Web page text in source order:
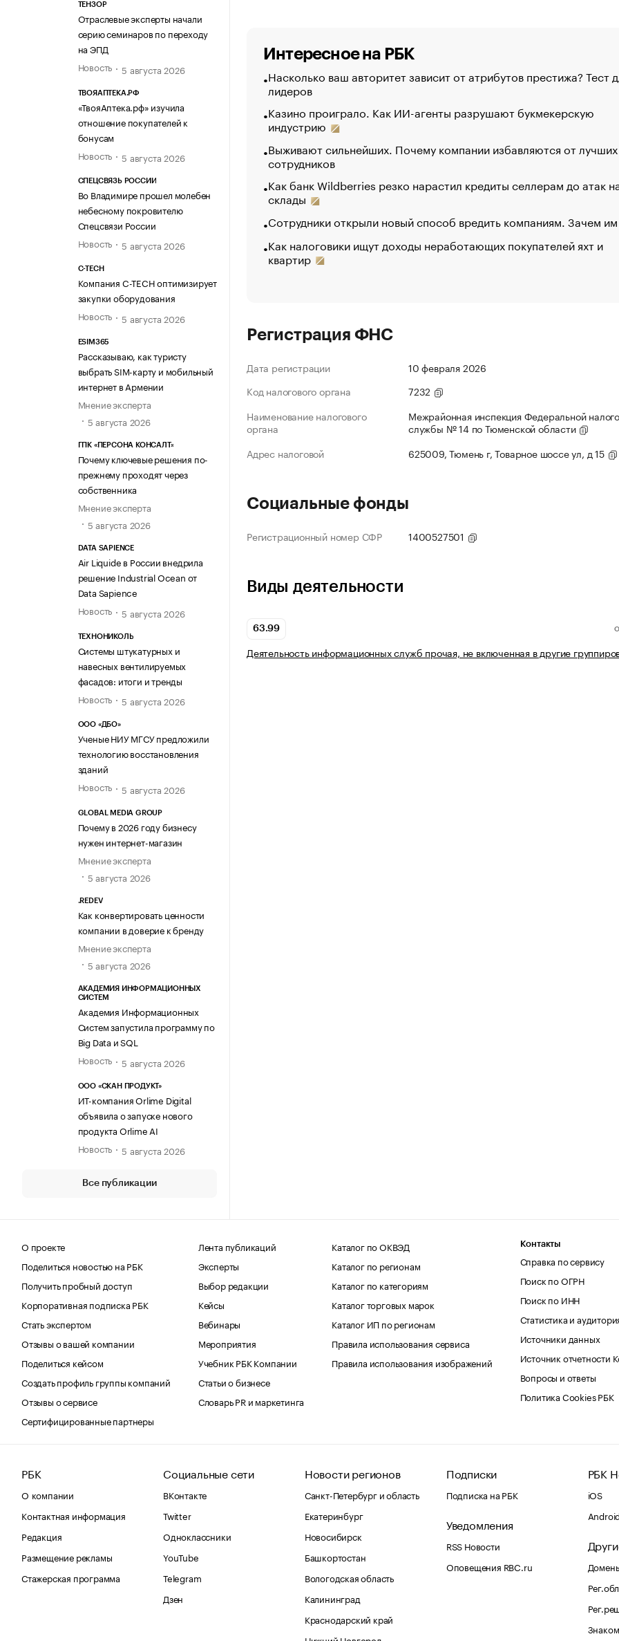
ТЕНЗОР
Отраслевые эксперты начали
серию семинаров по переходу
на ЭПД
Новость
5 августа 2026
ТВОЯАПТЕКА.РФ
«ТвояАптека.рф» изучила
отношение покупателей к
бонусам
Новость
5 августа 2026
СПЕЦСВЯЗЬ РОССИИ
Во Владимире прошел молебен
небесному покровителю
Спецсвязи России
Новость
5 августа 2026
C-TECH
Компания C-TECH оптимизирует
закупки оборудования
Новость
5 августа 2026
ESIM365
Рассказываю, как туристу
выбрать SIM-карту и мобильный
интернет в Армении
Мнение эксперта
5 августа 2026
ГПК «ПЕРСОНА КОНСАЛТ»
Почему ключевые решения по-
прежнему проходят через
собственника
Мнение эксперта
5 августа 2026
DATA SAPIENCE
Air Liquide в России внедрила
решение Industrial Ocean от
Data Sapience
Новость
5 августа 2026
ТЕХНОНИКОЛЬ
Системы штукатурных и
навесных вентилируемых
фасадов: итоги и тренды
Новость
5 августа 2026
ООО «ДБО»
Ученые НИУ МГСУ предложили
технологию восстановления
зданий
Новость
5 августа 2026
GLOBAL MEDIA GROUP
Почему в 2026 году бизнесу
нужен интернет-магазин
Мнение эксперта
5 августа 2026
.REDEV
Как конвертировать ценности
компании в доверие к бренду
Мнение эксперта
5 августа 2026
АКАДЕМИЯ ИНФОРМАЦИОННЫХ
СИСТЕМ
Академия Информационных
Систем запустила программу по
Big Data и SQL
Новость
5 августа 2026
ООО «СКАН ПРОДУКТ»
ИТ-компания Orlime Digital
объявила о запуске нового
продукта Orlime AI
Новость
5 августа 2026
Все публикации
Интересное на РБК
Насколько ваш авторитет зависит от атрибутов престижа? Тест
лидеров
Казино проиграло. Как ИИ-агенты разрушают букмекерскую
индустрию
Выживают сильнейших. Почему компании избавляются от лучших
сотрудников
Как банк Wildberries резко нарастил кредиты селлерам до атак
склады
Сотрудники открыли новый способ вредить компаниям. Зачем
Как налоговики ищут доходы неработающих покупателей яхт и
квартир
Регистрация ФНС
Дата регистрации
10 февраля 2026
Код налогового органа
7232
Наименование налогового
органа
Межрайонная инспекция Федеральной
службы № 14 по Тюменской области
Адрес налоговой
625009, Тюмень г, Товарное шоссе ул, д 15
Социальные фонды
Регистрационный номер СФР 1400527501
Виды деятельности
63.99
Деятельность информационных служб прочая, не включенная в другие
О проекте
Поделиться новостью на РБК
Получить пробный доступ
Корпоративная подписка РБК
Стать экспертом
Отзывы о вашей компании
Поделиться кейсом
Создать профиль группы компаний
Отзывы о сервисе
Сертифицированные партнеры
Лента публикаций
Эксперты
Выбор редакции
Кейсы
Вебинары
Мероприятия
Учебник РБК Компании
Статьи о бизнесе
Словарь PR и маркетинга
Каталог по ОКВЭД
Каталог по регионам
Каталог по категориям
Каталог торговых марок
Каталог ИП по регионам
Правила использования сервиса
Правила использования изображений
Контакты
Справка по сервису
Поиск по ОГРН
Поиск по ИНН
Статистика и
Источники данных
Источник отчетности
Вопросы и ответы
Политика Cookies РБК
РБК
О компании
Контактная информация
Редакция
Размещение рекламы
Стажерская программа
Социальные сети
ВКонтакте
Twitter
Одноклассники
YouTube
Telegram
Дзен
Новости регионов
Санкт-Петербург и область
Екатеринбург
Новосибирск
Башкортостан
Вологодская область
Калининград
Краснодарский край
Подписки
Подписка на РБК
Уведомления
RSS Новости
Оповещения RBC.ru
РБК
iOS